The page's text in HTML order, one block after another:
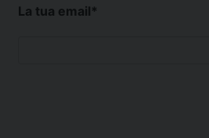
La tua email*